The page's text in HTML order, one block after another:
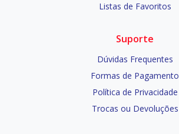
Listas de Favoritos
Suporte
Dúvidas Frequentes
Formas de Pagamento
Política de Privacidade
Trocas ou Devoluções